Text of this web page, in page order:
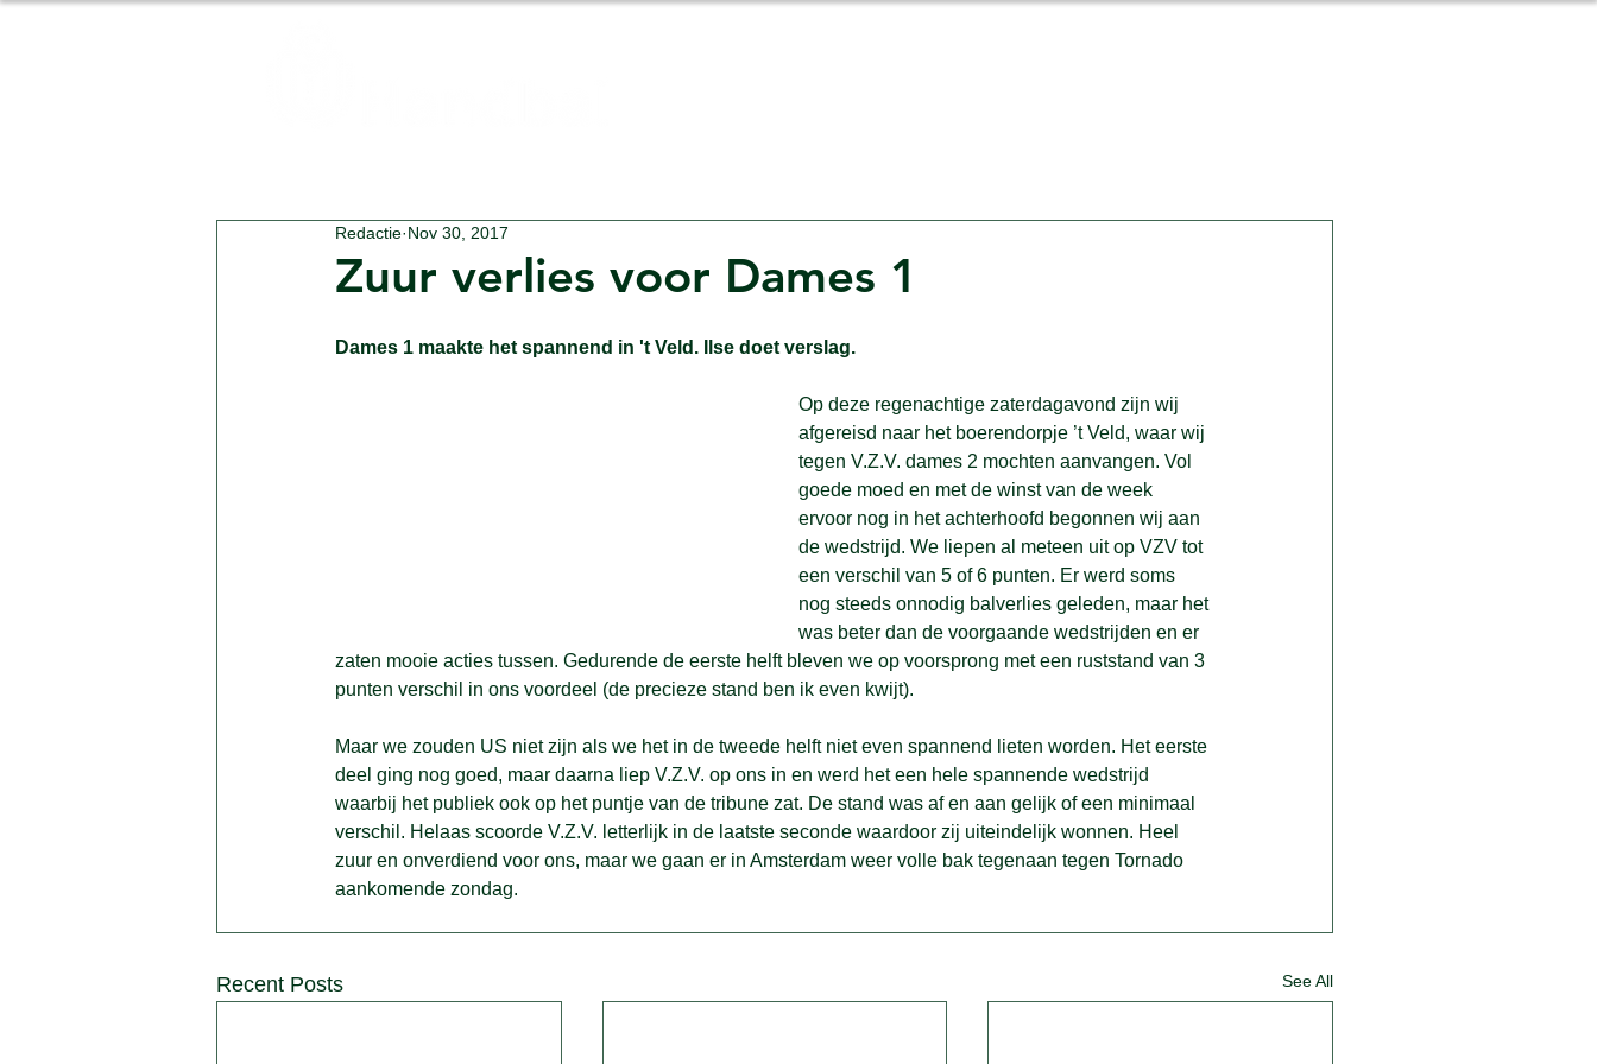
Zuur verlies voor Dames 1
Redactie Nov 30, 2017
Dames 1 maakte het spannend in 't Veld. Ilse doet verslag.
Op deze regenachtige zaterdagavond zijn wij
afgereisd naar het boerendorpje ’t Veld, waar wij
tegen V.Z.V. dames 2 mochten aanvangen. Vol
goede moed en met de winst van de week
ervoor nog in het achterhoofd begonnen wij aan
de wedstrijd. We liepen al meteen uit op VZV tot
een verschil van 5 of 6 punten. Er werd soms
nog steeds onnodig balverlies geleden, maar het
was beter dan de voorgaande wedstrijden en er
zaten mooie acties tussen. Gedurende de eerste helft bleven we op voorsprong met een ruststand van 3
punten verschil in ons voordeel (de precieze stand ben ik even kwijt).
Maar we zouden US niet zijn als we het in de tweede helft niet even spannend lieten worden. Het eerste
deel ging nog goed, maar daarna liep V.Z.V. op ons in en werd het een hele spannende wedstrijd
waarbij het publiek ook op het puntje van de tribune zat. De stand was af en aan gelijk of een minimaal
verschil. Helaas scoorde V.Z.V. letterlijk in de laatste seconde waardoor zij uiteindelijk wonnen. Heel
zuur en onverdiend voor ons, maar we gaan er in Amsterdam weer volle bak tegenaan tegen Tornado
aankomende zondag.
Recent Posts See All